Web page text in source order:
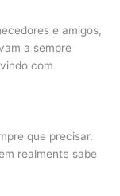
e amigos,
a sempre
com
que precisar.
realmente sabe